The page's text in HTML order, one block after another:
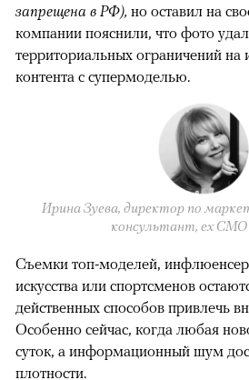
запрещена в РФ), но оставил на
компании пояснили, что фото
территориальных ограничений на
контента с супермоделью.
Ирина Зуева, директор по
консультант, eх
Съемки топ-моделей,
искусства или спортсменов
действенных способов привлечь
Особенно сейчас, когда любая
суток, а информационный шум
плотности.